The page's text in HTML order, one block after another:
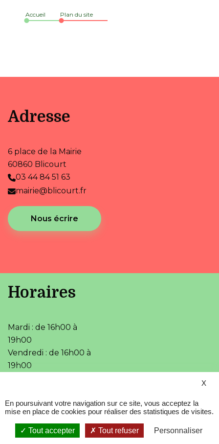
Accueil Plan du site
Adresse
6 place de la Mairie
60860 Blicourt
03 44 84 51 63
mairie@blicourt.fr
Nous écrire
Horaires
Mardi : de 16h00 à
19h00
Vendredi : de 16h00 à
19h00
Plan du site •
l'Adico
Service Sécurisé
X
En poursuivant votre navigation sur ce site, vous acceptez la
mise en place de cookies pour réaliser des statistiques de visites.
Tout accepter Tout refuser Personnaliser